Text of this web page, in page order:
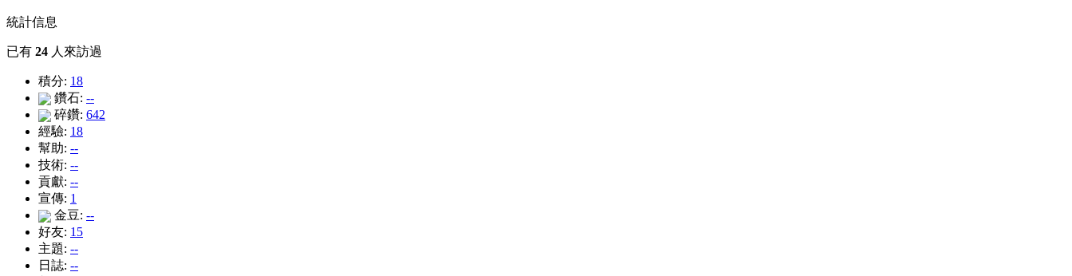
統計信息
已有 24 人來訪過
積分: 18
鑽石: --
碎鑽: 642
經驗: 18
幫助: --
技術: --
貢獻: --
宣傳: 1
金豆: --
好友: 15
主題: --
日誌: --